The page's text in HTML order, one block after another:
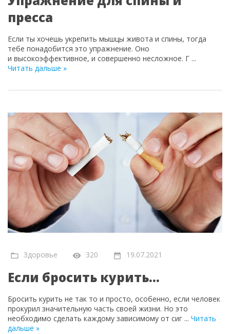
пресса
Если ты хочешь укрепить мышцы живота и спины, тогда
тебе понадобится это упражнение. Оно
и высокоэффективное, и совершенно несложное. Г ...
Читать дальше »
Здоровье 320 19.07.2021
Если бросить курить…
Бросить курить не так то и просто, особенно, если человек
прокурил значительную часть своей жизни. Но это
необходимо сделать каждому зависимому от сиг ... Читать
дальше »